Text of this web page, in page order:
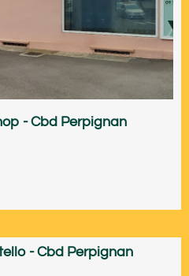
- Cbd Perpignan
- Cbd Perpignan